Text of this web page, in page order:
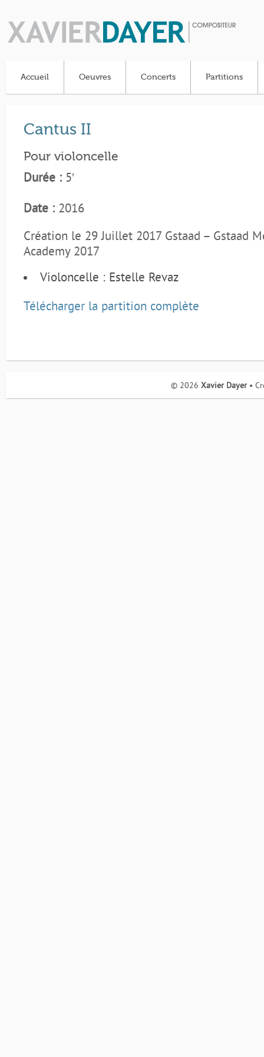
Accueil Oeuvres Concerts Partitions
Cantus II
Pour violoncelle
Durée : 5′
Date : 2016
Création le 29 Juillet 2017 Gstaad – Gstaad
Academy 2017
Violoncelle : Estelle Revaz
Télécharger la partition complète
© 2026 Xavier Dayer •